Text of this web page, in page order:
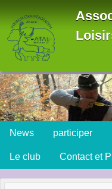
News participer
Le club Contact et